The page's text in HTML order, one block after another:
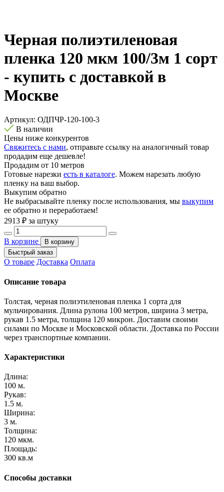
Черная полиэтиленовая
пленка 120 мкм 100/3м 1 сорт
- купить с доставкой в
Москве
Артикул: ОДПЧР-120-100-3
В наличии
Цены ниже конкурентов
Свяжитесь с нами, отправьте ссылку на аналогичный товар
продадим еще дешевле!
Продадим от 10 метров
Готовые нарезки есть в каталоге. Можем нарезать любую
пленку на ваш выбор.
Выкупим обратно
Не выбрасывайте пленку после использования, мы выкупим
ее обратно и переработаем!
2913 ₽ за штуку
В корзине
В корзину
Быстрый заказ
О товаре Доставка Оплата
Описание товара
Толстая, черная полиэтиленовая пленка 1 сорта для
мульчирования. Длина рулона 100 метров, ширина 3 метра,
рукав 1.5 метра, толщина 120 микрон. Доставим своими
силами по Москве и Московской области. Доставка по России
через транспортные компании.
Характеристики
Длина:
100 м.
Рукав:
1.5 м.
Ширина:
3 м.
Толщина:
120 мкм.
Площадь:
300 кв.м
Способы доставки